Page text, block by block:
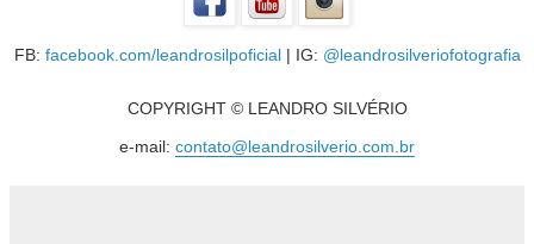
FB: facebook.com/leandrosilpoficial| IG: @leandrosilveriofotografia
COPYRIGHT © LEANDRO SILVÉRIO
e-mail: contato@leandrosilverio.com.br